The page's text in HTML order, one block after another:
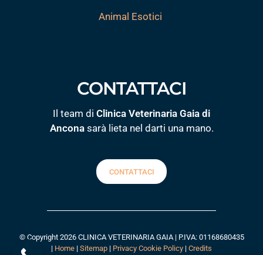
Animal Esotici
CONTATTACI
Il team di Clinica Veterinaria Gaia di
Anconasarà lieta nel darti una mano.
CONTATTACI
© Copyright 2026 CLINICA VETERINARIA GAIA | P.IVA: 01168680435
| Home | Sitemap | Privacy Cookie Policy | Credits